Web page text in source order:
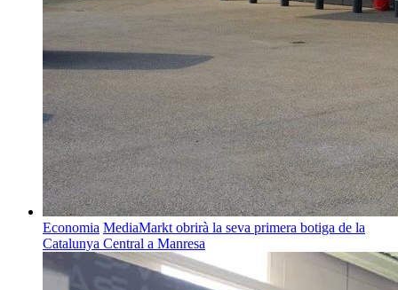
Economia MediaMarkt obrirà la seva primera botiga de la
Catalunya Central a Manresa